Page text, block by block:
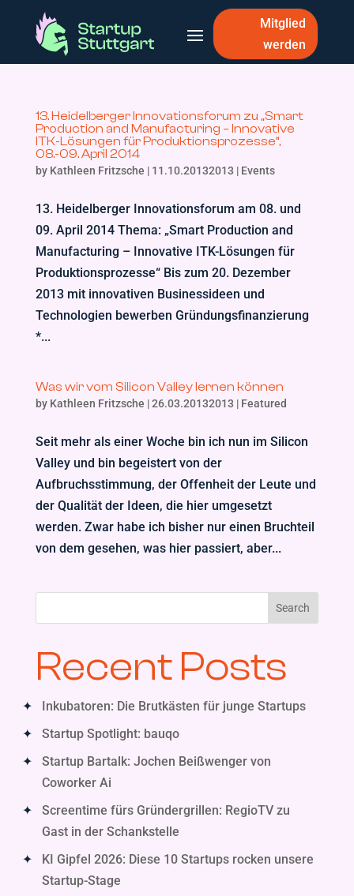
Mitglied
werden
13. Heidelberger Innovationsforum zu „Smart
Production and Manufacturing – Innovative
ITK-Lösungen für Produktionsprozesse“,
08.-09. April 2014
by Kathleen Fritzsche | 11.10.20132013 | Events
13. Heidelberger Innovationsforum am 08. und
09. April 2014 Thema: „Smart Production and
Manufacturing – Innovative ITK-Lösungen für
Produktionsprozesse“ Bis zum 20. Dezember
2013 mit innovativen Businessideen und
Technologien bewerben Gründungsfinanzierung
*...
Was wir vom Silicon Valley lernen können
by Kathleen Fritzsche |26.03.20132013 | Featured
Seit mehr als einer Woche bin ich nun im Silicon
Valley und bin begeistert von der
Aufbruchsstimmung, der Offenheit der Leute und
der Qualität der Ideen, die hier umgesetzt
werden. Zwar habe ich bisher nur einen Bruchteil
von dem gesehen, was hier passiert, aber...
Search
Recent Posts
Inkubatoren: Die Brutkästen für junge Startups
Startup Spotlight: bauqo
Startup Bartalk: Jochen Beißwenger von
Coworker Ai
Screentime fürs Gründergrillen: RegioTV zu
Gast in der Schankstelle
KI Gipfel 2026: Diese 10 Startups rocken unsere
Startup-Stage